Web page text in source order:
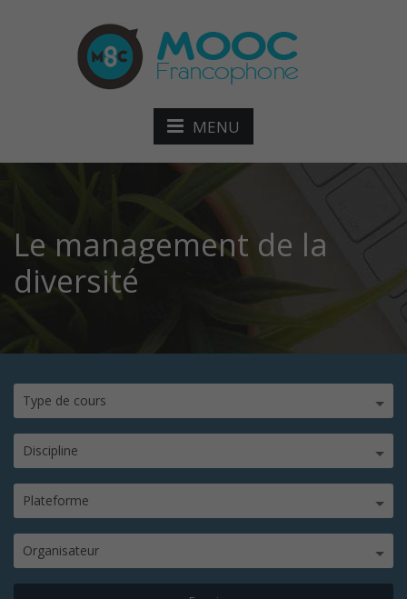
MENU
Le management de la
diversité
Type de cours
Discipline
Plateforme
Organisateur